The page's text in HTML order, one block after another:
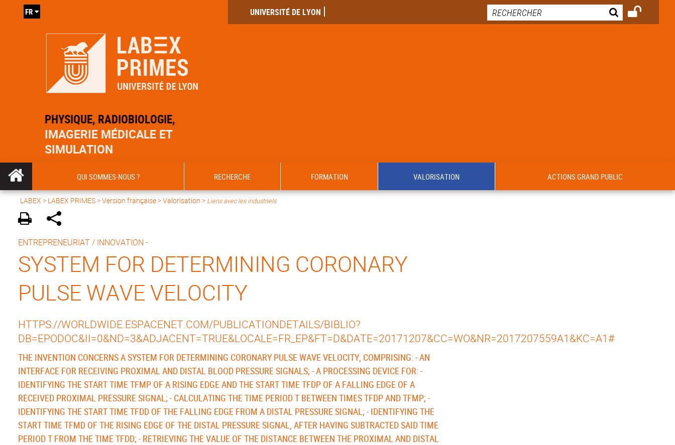
PHYSIQUE, RADIOBIOLOGIE,
IMAGERIE MÉDICALE ET
SIMULATION
UNIVERSITÉ DE LYON
FR
QUI SOMMES-NOUS ? RECHERCHE FORMATION VALORISATION ACTIONS GRAND PUBLIC
LABEX > LABEX PRIMES>Version française> Valorisation > Liens avec les industriels
ENTREPRENEURIAT / INNOVATION -
SYSTEM FOR DETERMINING CORONARY
PULSE WAVE VELOCITY
HTTPS://WORLDWIDE.ESPACENET.COM/PUBLICATIONDETAILS/BIBLIO?
DB=EPODOC&II=0&ND=3&ADJACENT=TRUE&LOCALE=FR_EP&FT=D&DATE=20171207&CC=WO&NR=2017207559A1&KC=A1#
THE INVENTION CONCERNS A SYSTEM FOR DETERMINING CORONARY PULSE WAVE VELOCITY, COMPRISING: - AN
INTERFACE FOR RECEIVING PROXIMAL AND DISTAL BLOOD PRESSURE SIGNALS; - A PROCESSING DEVICE FOR: -
IDENTIFYING THE START TIME TFMP OF A RISING EDGE AND THE START TIME TFDP OF A FALLING EDGE OF A
RECEIVED PROXIMAL PRESSURE SIGNAL; - CALCULATING THE TIME PERIOD T BETWEEN TIMES TFDP AND TFMP; -
IDENTIFYING THE START TIME TFDD OF THE FALLING EDGE FROM A DISTAL PRESSURE SIGNAL; - IDENTIFYING THE
START TIME TFMD OF THE RISING EDGE OF THE DISTAL PRESSURE SIGNAL, AFTER HAVING SUBTRACTED SAID TIME
PERIOD T FROM THE TIME TFDD; - RETRIEVING THE VALUE OF THE DISTANCE BETWEEN THE PROXIMAL AND DISTAL